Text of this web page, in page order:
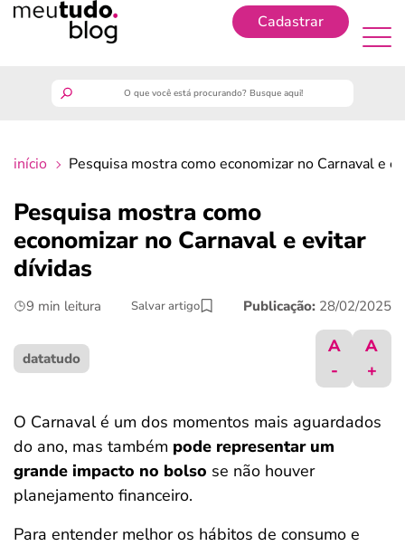
Cadastrar
finanças
benefícios
últimas notícias
ferramentas
início Pesquisa mostra como economizar no Carnaval e
Pesquisa mostra como
economizar no Carnaval e evitar
dívidas
9 min leitura Salvar artigo Publicação: 28/02/2025
datatudo
A
-
A
+
O Carnaval é um dos momentos mais aguardados
do ano, mas também pode representar um
grande impacto no bolso se não houver
planejamento financeiro.
Para entender melhor os hábitos de consumo e